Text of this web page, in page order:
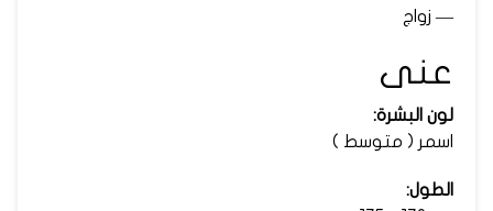
— زواج
عنى
لون البشرة:
اسمر ( متوسط )
الطول: